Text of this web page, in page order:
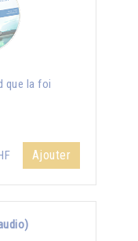
que la foi
Ajouter